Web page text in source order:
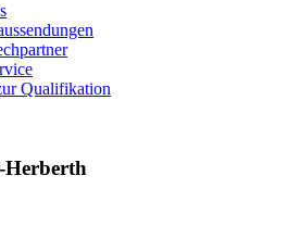
Qualifikation
Herberth